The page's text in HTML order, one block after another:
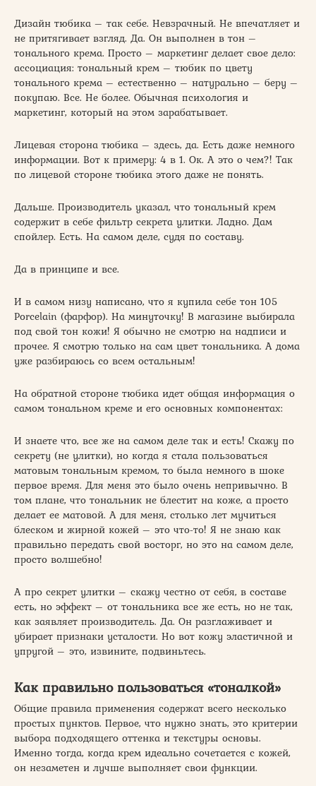
Дизайн тюбика – так себе. Невзрачный. Не впечатляет и
не притягивает взгляд. Да. Он выполнен в тон –
тонального крема. Просто – маркетинг делает свое дело:
ассоциация: тональный крем – тюбик по цвету
тонального крема – естественно – натурально – беру –
покупаю. Все. Не более. Обычная психология и
маркетинг, который на этом зарабатывает.
Лицевая сторона тюбика – здесь, да. Есть даже немного
информации. Вот к примеру: 4 в 1. Ок. А это о чем?! Так
по лицевой стороне тюбика этого даже не понять.
Дальше. Производитель указал, что тональный крем
содержит в себе фильтр секрета улитки. Ладно. Дам
спойлер. Есть. На самом деле, судя по составу.
Да в принципе и все.
И в самом низу написано, что я купила себе тон 105
Porcelain (фарфор). На минуточку! В магазине выбирала
под свой тон кожи! Я обычно не смотрю на надписи и
прочее. Я смотрю только на сам цвет тональника. А дома
уже разбираюсь со всем остальным!
На обратной стороне тюбика идет общая информация о
самом тональном креме и его основных компонентах:
И знаете что, все же на самом деле так и есть! Скажу по
секрету (не улитки), но когда я стала пользоваться
матовым тональным кремом, то была немного в шоке
первое время. Для меня это было очень непривычно. В
том плане, что тональник не блестит на коже, а просто
делает ее матовой. А для меня, столько лет мучиться
блеском и жирной кожей – это что-то! Я не знаю как
правильно передать свой восторг, но это на самом деле,
просто волшебно!
А про секрет улитки – скажу честно от себя, в составе
есть, но эффект – от тональника все же есть, но не так,
как заявляет производитель. Да. Он разглаживает и
убирает признаки усталости. Но вот кожу эластичной и
упругой – это, извините, подвиньтесь.
Как правильно пользоваться «тоналкой»
Общие правила применения содержат всего несколько
простых пунктов. Первое, что нужно знать, это критерии
выбора подходящего оттенка и текстуры основы.
Именно тогда, когда крем идеально сочетается с кожей,
он незаметен и лучше выполняет свои функции.